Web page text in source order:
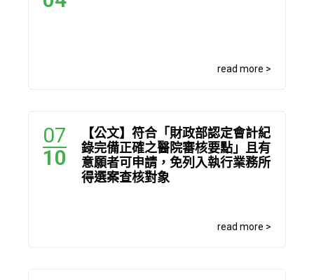
read more >
【公文】符合「財政部認定會計紀
錄完備正確之醫院審核要點」且有
意願者可申請，免列入執行業務所
得選案查核對象
read more >
07
10